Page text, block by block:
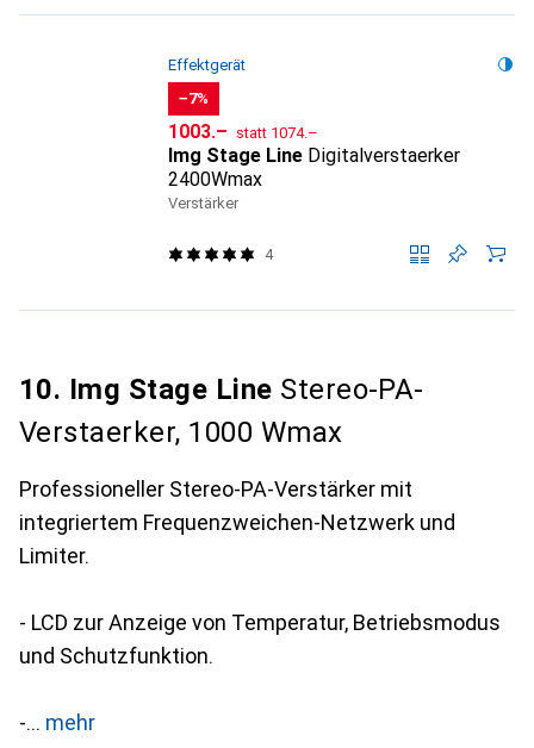
Effektgerät
−7%
CHF
1003.– statt CHF
1074.–
Img Stage Line Digitalverstaerker
2400Wmax
Verstärker
4
10. Img Stage Line Stereo-PA-
Verstaerker, 1000 Wmax
Professioneller Stereo-PA-Verstärker mit
integriertem Frequenzweichen-Netzwerk und
Limiter.
- LCD zur Anzeige von Temperatur, Betriebsmodus
und Schutzfunktion.
- mehr